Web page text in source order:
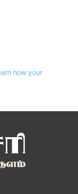
how your